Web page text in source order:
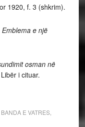
1920, f. 3 (shkrim).
Emblema e një
osman në
i cituar.
BANDA E VATRES,